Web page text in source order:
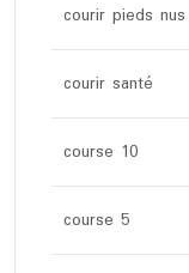
courir pieds nus
courir santé
course 10
course 5